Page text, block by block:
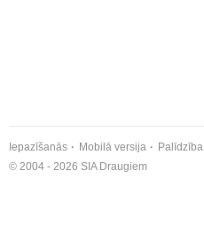
Iepazīšanās Mobilā versija Palīdzība
© 2004 - 2026 SIA Draugiem